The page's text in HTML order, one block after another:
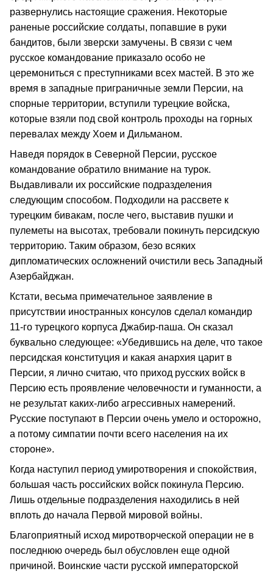
развернулись настоящие сражения. Некоторые
раненые российские солдаты, попавшие в руки
бандитов, были зверски замучены. В связи с чем
русское командование приказало особо не
церемониться с преступниками всех мастей. В это же
время в западные приграничные земли Персии, на
спорные территории, вступили турецкие войска,
которые взяли под свой контроль проходы на горных
перевалах между Хоем и Дильманом.
Наведя порядок в Северной Персии, русское
командование обратило внимание на турок.
Выдавливали их российские подразделения
следующим способом. Подходили на рассвете к
турецким бивакам, после чего, выставив пушки и
пулеметы на высотах, требовали покинуть персидскую
территорию. Таким образом, безо всяких
дипломатических осложнений очистили весь Западный
Азербайджан.
Кстати, весьма примечательное заявление в
присутствии иностранных консулов сделал командир
11-го турецкого корпуса Джабир-паша. Он сказал
буквально следующее: «Убедившись на деле, что такое
персидская конституция и какая анархия царит в
Персии, я лично считаю, что приход русских войск в
Персию есть проявление человечности и гуманности, а
не результат каких-либо агрессивных намерений.
Русские поступают в Персии очень умело и осторожно,
а потому симпатии почти всего населения на их
стороне».
Когда наступил период умиротворения и спокойствия,
большая часть российских войск покинула Персию.
Лишь отдельные подразделения находились в ней
вплоть до начала Первой мировой войны.
Благоприятный исход миротворческой операции не в
последнюю очередь был обусловлен еще одной
причиной. Воинские части русской императорской